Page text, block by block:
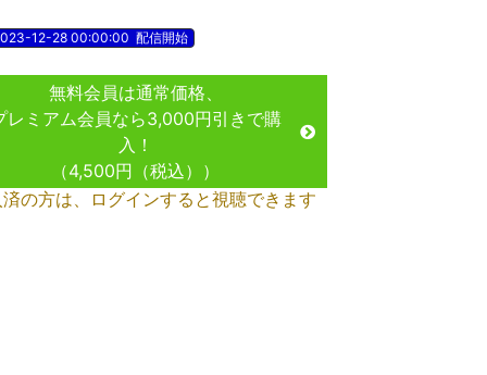
12-28 00:00:00 配信開始
無料会員は通常価格、
レミアム会員なら3,000円引きで購
入！
（4,500円（税込））
の方は、ログインすると視聴できます